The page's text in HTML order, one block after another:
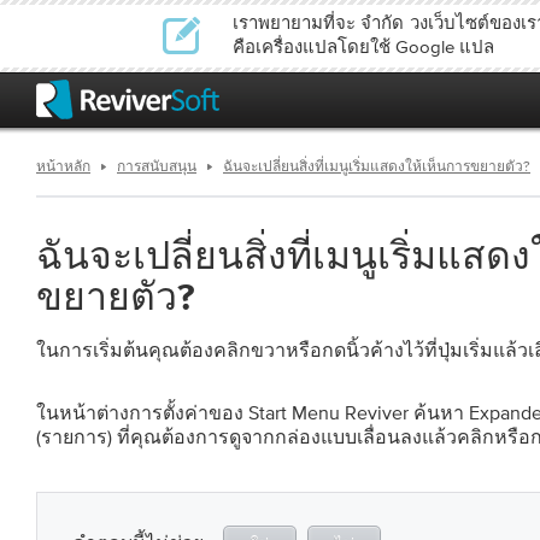
เราพยายามที่จะ จำกัด วงเว็บไซต์ของ
คือเครื่องแปลโดยใช้ Google แปล
หน้าหลัก การสนับสนุน ฉันจะเปลี่ยนสิ่งที่เมนูเริ่มแสดงให้เห็นการขยายตัว?
ฉันจะเปลี่ยนสิ่งที่เมนูเริ่มแสดง
ขยายตัว?
ในการเริ่มต้นคุณต้องคลิกขวาหรือกดนิ้วค้างไว้ที่ปุ่มเริ่มแล้วเ
ในหน้าต่างการตั้งค่าของ Start Menu Reviver ค้นหา
(รายการ) ที่คุณต้องการดูจากกล่องแบบเลื่อนลงแล้วคลิกหรือ